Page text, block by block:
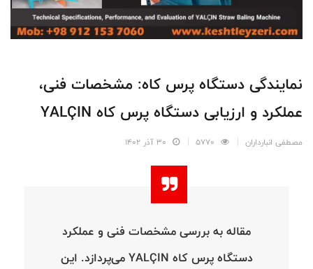
نمایندگی دستگاه پرس کاه: مشخصات فنی،
عملکرد و ارزیابی دستگاه پرس کاه YALÇIN
مصطفی انبارداران
مقاله به بررسی مشخصات فنی و عملکرد
دستگاه پرس کاه YALÇIN می‌پردازد. این